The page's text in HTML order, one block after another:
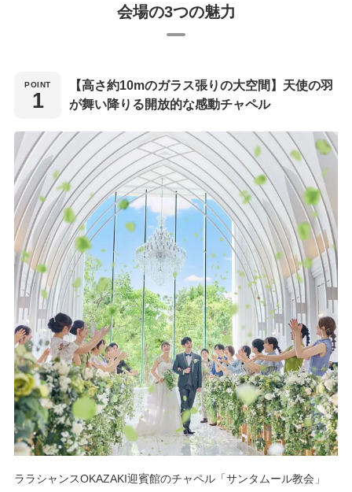
会場の3つの魅力
【高さ約10mのガラス張りの大空間】天使の羽
が舞い降りる開放的な感動チャペル
ララシャンスOKAZAKI迎賓館のチャペル「サンタムール教会」